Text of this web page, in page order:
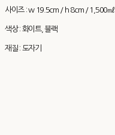
사이즈 : w 19.5cm / h 8cm / 1,500㎖
색상 : 화이트, 블랙
재질 : 도자기